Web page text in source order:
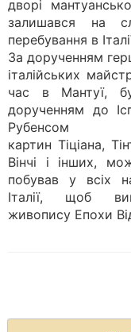
дворі
залишався на
перебування в
За дорученням
італійських
час в Мантуї,
дорученням до
картин Тіціана,
Вінчі і інших,
побував у всіх
Італії, щоб
живопису Епохи